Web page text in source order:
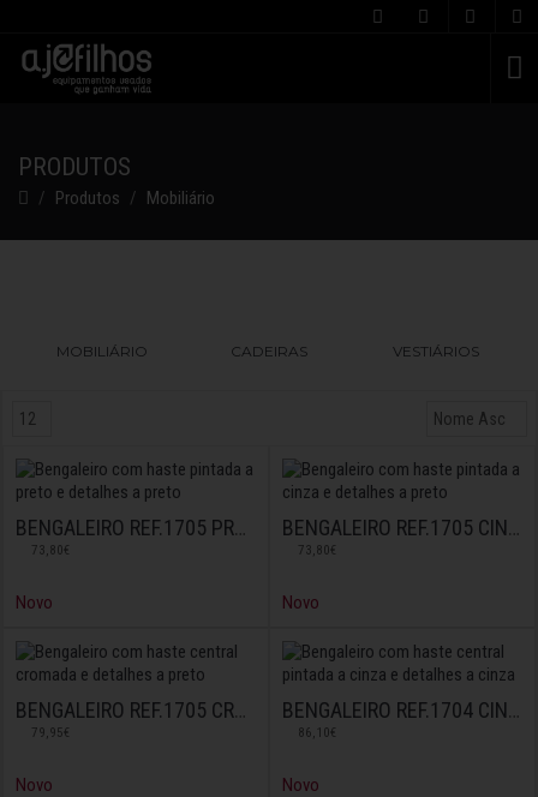
PRODUTOS
Produtos Mobiliário
MOBILIÁRIO CADEIRAS VESTIÁRIOS
BENGALEIRO REF.1705 PRETO
73,80€
Novo
BENGALEIRO REF.1705 CINZA
73,80€
Novo
BENGALEIRO REF.1705 CROMADO
79,95€
Novo
BENGALEIRO REF.1704 CINZA
86,10€
Novo